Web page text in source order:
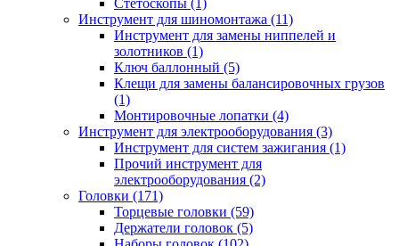
Инструмент для шиномонтажа (11)
Инструмент для замены ниппелей и
золотников (1)
Ключ баллонный (5)
Клещи для замены балансировочных грузов
(1)
Монтировочные лопатки (4)
Инструмент для электрооборудования (3)
Инструмент для систем зажигания (1)
Прочий инструмент для
электрооборудования (2)
Головки (171)
Торцевые головки (59)
Держатели головок (5)